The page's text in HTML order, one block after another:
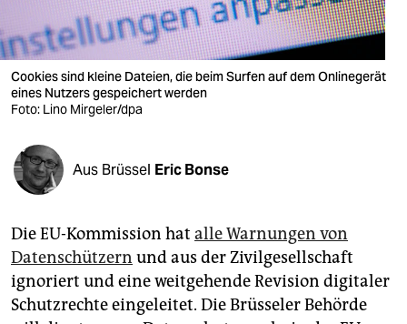
veranstaltungen
shop
fragen & hilfe
unterstützen
abo
epaper login
Cookies sind kleine Dateien, die beim Surfen auf dem Onlinegerät
eines Nutzers gespeichert werden
Foto: Lino Mirgeler/dpa
Aus Brüssel Eric Bonse
Die EU-Kommission hat alle Warnungen von
Datenschützern und aus der Zivilgesellschaft
ignoriert und eine weitgehende Revision digitaler
Schutzrechte eingeleitet. Die Brüsseler Behörde